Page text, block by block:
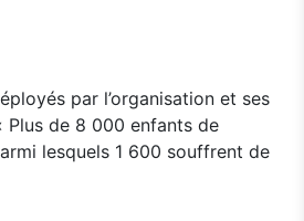
par l’organisation et ses
Plus de 8 000 enfants de
lesquels 1 600 souffrent de